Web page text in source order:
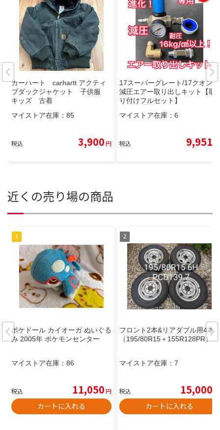
カーハート carhartt アクティ
ブダックジャケット 子供服
キッズ 古着
マイストア在庫： 85
税込 3,900円
17スーパーグレート/17クオン
減圧エアー取り出しキット【取
り付けフルセット】
マイストア在庫： 6
税込 9,951
近くの売り場の商品
ポケドール カイオーガ ぬいぐる
み 2005年 ポケモンセンター
マイストア在庫： 86
税込 11,050円
カートに入れる
フロント2本&リアダブル用4本
（195/80R15＋155R128PR）
マイストア在庫： 7
税込 15,000
カートに入れる